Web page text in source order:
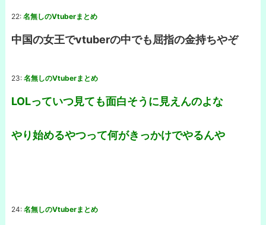
22: 名無しのVtuberまとめ
中国の女王でvtuberの中でも屈指の金持ちやぞ
23: 名無しのVtuberまとめ
LOLっていつ見ても面白そうに見えんのよな
やり始めるやつって何がきっかけでやるんや
24: 名無しのVtuberまとめ